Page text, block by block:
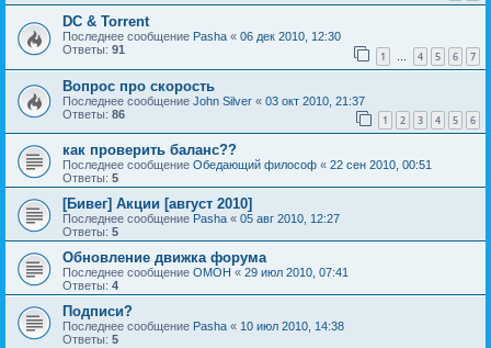
DC & Torrent
Последнее сообщение Pasha « 06 дек 2010, 12:30
Ответы: 91 1 … 4 5 6 7
Вопрос про скорость
Последнее сообщение John Silver « 03 окт 2010, 21:37
Ответы: 86 1 2 3 4 5 6
как проверить баланс??
Последнее сообщение Обедающий философ « 22 сен 2010, 00:51
Ответы: 5
[Бивег] Акции [август 2010]
Последнее сообщение Pasha « 05 авг 2010, 12:27
Ответы: 5
Обновление движка форума
Последнее сообщение OMOH « 29 июл 2010, 07:41
Ответы: 4
Подписи?
Последнее сообщение Pasha « 10 июл 2010, 14:38
Ответы: 5